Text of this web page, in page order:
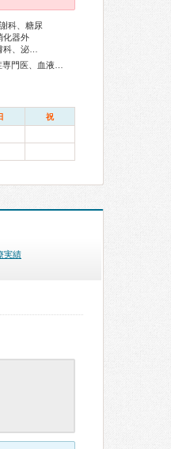
科、糖尿
化器外
科、泌…
祝
実績